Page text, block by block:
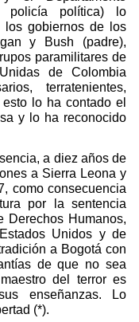
policía política) lo
los gobiernos de los
y Bush (padre),
paramilitares de
de Colombia
terratenientes,
lo ha contado el
y lo ha reconocido
a diez años de
a Sierra Leona y
como consecuencia
por la sentencia
Derechos Humanos,
Unidos y de
a Bogotá con
de que no sea
del terror es
enseñanzas. Lo
(*).